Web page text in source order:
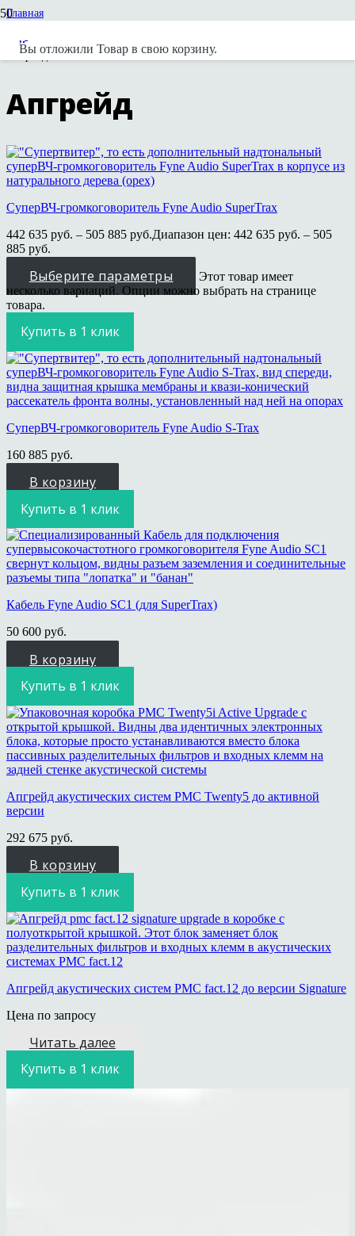
Вы отложили Товар в свою корзину.
Главная
Акустические системы
Апгрейд
Апгрейд
СуперВЧ-громкоговоритель Fyne Audio SuperTrax
442 635 руб. – 505 885 руб.Диапазон цен: 442 635 руб. – 505
885 руб.
Выберите параметры
Этот товар имеет
несколько вариаций. Опции можно выбрать на странице
товара.
Купить в 1 клик
СуперВЧ-громкоговоритель Fyne Audio S-Trax
160 885 руб.
В корзину
Купить в 1 клик
Кабель Fyne Audio SC1 (для SuperTrax)
50 600 руб.
В корзину
Купить в 1 клик
Апгрейд акустических систем PMC Twenty5 до активной
версии
292 675 руб.
В корзину
Купить в 1 клик
Апгрейд акустических систем PMC fact.12 до версии Signature
Цена по запросу
Читать далее
Купить в 1 клик